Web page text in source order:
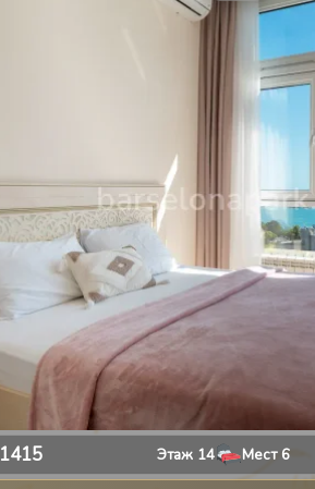
1415 Этаж 14 Мест 6